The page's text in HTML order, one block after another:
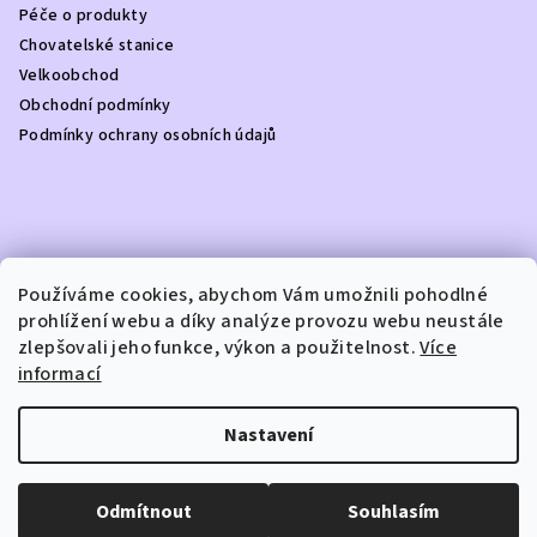
Používáme cookies, abychom Vám umožnili pohodlné
prohlížení webu a díky analýze provozu webu neustále
zlepšovali jeho funkce, výkon a použitelnost.Více
informací
Nastavení
Odmítnout Souhlasím
p
Péče o produkty
Chovatelské stanice
Velkoobchod
Obchodní podmínky
Podmínky ochrany osobních údajů
Kontakt
info @dottydoggie.cz
+420739459984
DOTTY DOGGIE